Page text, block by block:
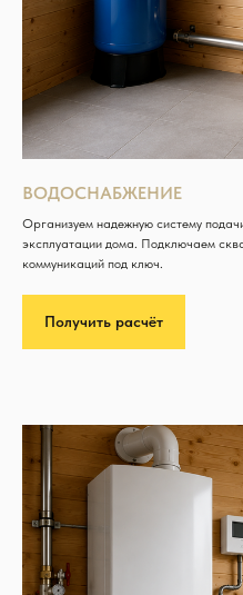
ВОДОСНАБЖЕНИЕ
Организуем надежную систему
эксплуатации дома. Подключаем
коммуникаций под ключ.
Получить расчёт